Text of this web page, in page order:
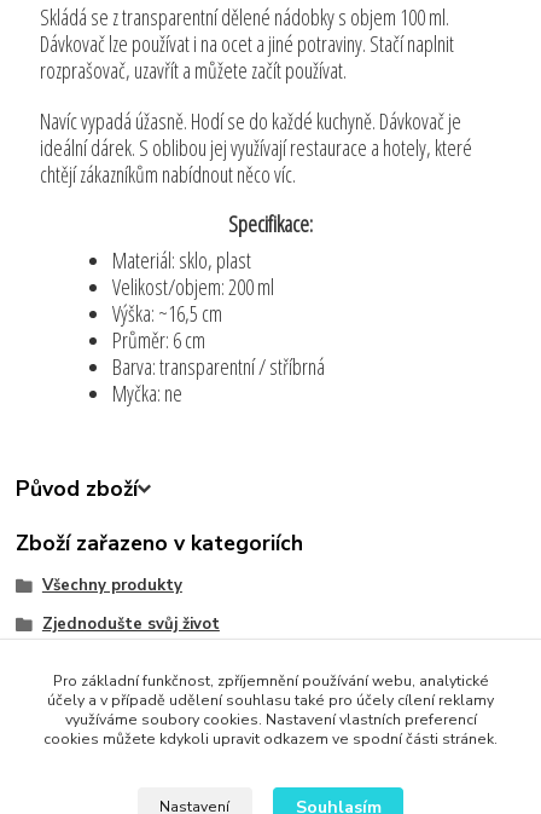
Skládá se z transparentní dělené nádobky s objem 100 ml.
Dávkovač lze používat i na ocet a jiné potraviny. Stačí naplnit
rozprašovač, uzavřít a můžete začít používat.
Navíc vypadá úžasně. Hodí se do každé kuchyně. Dávkovač je
ideální dárek. S oblibou jej využívají restaurace a hotely, které
chtějí zákazníkům nabídnout něco víc.
Specifikace:
Materiál: sklo, plast
Velikost/objem: 200 ml
Výška: ~16,5 cm
Průměr: 6 cm
Barva: transparentní / stříbrná
Myčka: ne
Původ zboží
Zboží zařazeno v kategoriích
Všechny produkty
Zjednodušte svůj život
Kuchyňské potřeby
Pro základní funkčnost, zpříjemnění používání webu, analytické
účely a v případě udělení souhlasu také pro účely cílení reklamy
využíváme soubory cookies. Nastavení vlastních preferencí
cookies můžete kdykoli upravit odkazem ve spodní části stránek.
Nastavení Souhlasím